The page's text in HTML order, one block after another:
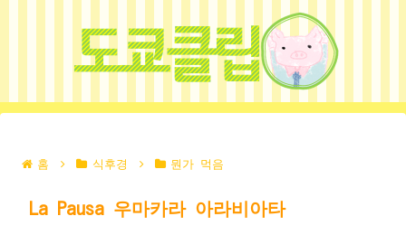
홈 식후경 뭔가 먹음
La Pausa 우마카라 아라비아타